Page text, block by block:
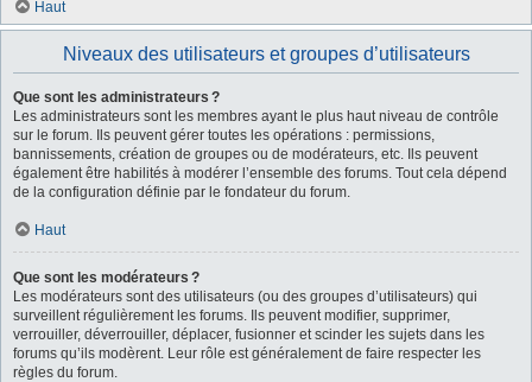
Haut
Niveaux des utilisateurs et groupes d’utilisateurs
Que sont les administrateurs ?
Les administrateurs sont les membres ayant le plus haut niveau de contrôle
sur le forum. Ils peuvent gérer toutes les opérations : permissions,
bannissements, création de groupes ou de modérateurs, etc. Ils peuvent
également être habilités à modérer l’ensemble des forums. Tout cela dépend
de la configuration définie par le fondateur du forum.
Haut
Que sont les modérateurs ?
Les modérateurs sont des utilisateurs (ou des groupes d’utilisateurs) qui
surveillent régulièrement les forums. Ils peuvent modifier, supprimer,
verrouiller, déverrouiller, déplacer, fusionner et scinder les sujets dans les
forums qu’ils modèrent. Leur rôle est généralement de faire respecter les
règles du forum.